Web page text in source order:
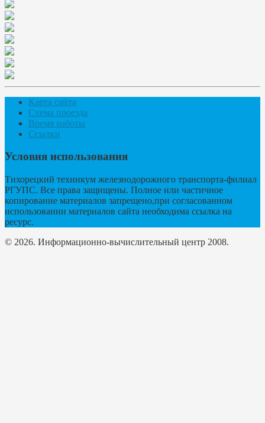
Карта сайта
Схема проезда
Время работы
Ссылки
Условия использования
Тихорецкий техникум железнодорожного транспорта-филиал
РГУПС. Все права защищены. Полное или частичное
копирование материалов запрещено,при согласованном
использовании материалов сайта необходима ссылка на
ресурс.
© 2026. Информационно-вычислительный центр 2008.